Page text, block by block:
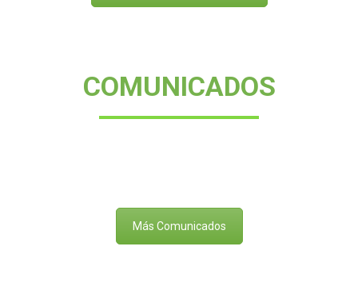
COMUNICADOS
Más Comunicados